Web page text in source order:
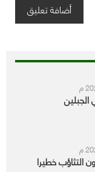
الجبلين
التثاؤب خطيرا